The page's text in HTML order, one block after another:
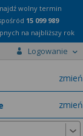
wolny termin
15 099 989
na najbliższy rok
Logowanie
zmień
zmień